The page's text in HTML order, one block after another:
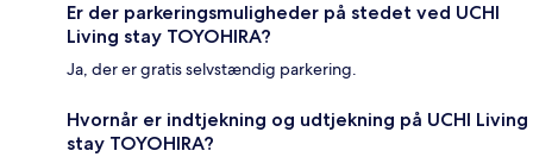
Er der parkeringsmuligheder på stedet ved UCHI
Living stay TOYOHIRA?
Ja, der er gratis selvstændig parkering.
Hvornår er indtjekning og udtjekning på UCHI Living
stay TOYOHIRA?